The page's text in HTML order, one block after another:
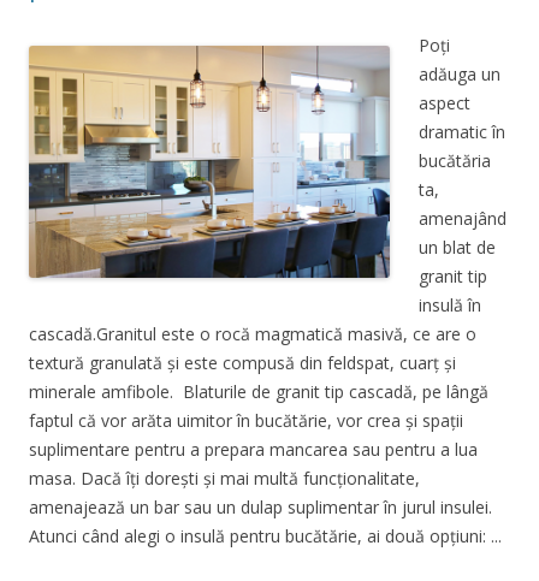
Poți
adăuga un
aspect
dramatic în
bucătăria
ta,
amenajând
un blat de
granit tip
insulă în
cascadă.Granitul este o rocă magmatică masivă, ce are o
textură granulată și este compusă din feldspat, cuarț și
minerale amfibole. Blaturile de granit tip cascadă, pe lângă
faptul că vor arăta uimitor în bucătărie, vor crea și spații
suplimentare pentru a prepara mancarea sau pentru a lua
masa. Dacă îți dorești și mai multă funcționalitate,
amenajează un bar sau un dulap suplimentar în jurul insulei.
Atunci când alegi o insulă pentru bucătărie, ai două opțiuni: ...